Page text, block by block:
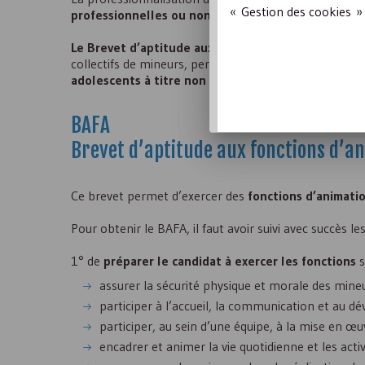
professionnelles ou non, diplômantes ou non.
Le Brevet d’aptitude aux fonctions d’animateur (
collectifs de mineurs, permettent à ceux qui
adolescents à titre non professionnel, et de façon
BAFA
Brevet d’aptitude aux fonctions
Ce brevet permet d’exercer des fonctions
Pour obtenir le BAFA, il faut avoir suivi avec succès
1° de préparer le candidat à exercer les fonctions
assurer la sécurité physique et morale des
participer à l’accueil, la communication et au
participer, au sein d’une équipe, à la mise en
encadrer et animer la vie quotidienne et les
« Gestion des cookies